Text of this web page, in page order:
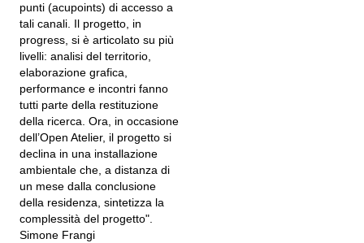
punti (acupoints) di accesso a
tali canali. Il progetto, in
progress, si è articolato su più
livelli: analisi del territorio,
elaborazione grafica,
performance e incontri fanno
tutti parte della restituzione
della ricerca. Ora, in occasione
dell’Open Atelier, il progetto si
declina in una installazione
ambientale che, a distanza di
un mese dalla conclusione
della residenza, sintetizza la
complessità del progetto".
Simone Frangi